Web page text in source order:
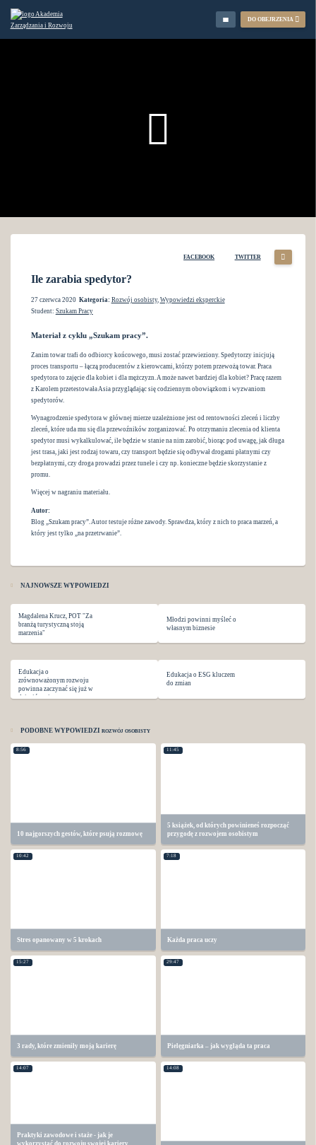
DO OBEJRZENIA
FACEBOOK TWITTER
Ile zarabia spedytor?
27 czerwca 2020 Kategoria: Rozwój osobisty, Wypowiedzi eksperckie
Student: Szukam Pracy
Materiał z cyklu „Szukam pracy”.
Zanim towar trafi do odbiorcy końcowego, musi zostać przewieziony. Spedytorzy inicjują
proces transportu – łączą producentów z kierowcami, którzy potem przewożą towar. Praca
spedytora to zajęcie dla kobiet i dla mężczyzn. A może nawet bardziej dla kobiet? Pracę razem
z Karolem przetestowała Asia przyglądając się codziennym obowiązkom i wyzwaniom
spedytorów.
Wynagrodzenie spedytora w głównej mierze uzależnione jest od rentowności zleceń i liczby
zleceń, które uda mu się dla przewoźników zorganizować. Po otrzymaniu zlecenia od klienta
spedytor musi wykalkulować, ile będzie w stanie na nim zarobić, biorąc pod uwagę, jak długa
jest trasa, jaki jest rodzaj towaru, czy transport będzie się odbywał drogami płatnymi czy
bezpłatnymi, czy droga prowadzi przez tunele i czy np. konieczne będzie skorzystanie z
promu.
Więcej w nagraniu materiału.
Autor:
Blog „Szukam pracy”. Autor testuje różne zawody. Sprawdza, który z nich to praca marzeń, a
który jest tylko „na przetrwanie”.
NAJNOWSZE WYPOWIEDZI
Magdalena Krucz, POT "Za
branżą turystyczną stoją
marzenia"
Młodzi powinni myśleć o
własnym biznesie
Edukacja o
zrównoważonym rozwoju
powinna zaczynać się już w
dzieciństwie
Edukacja o ESG kluczem
do zmian
PODOBNE WYPOWIEDZI ROZWÓJ OSOBISTY
8:56
10 najgorszych gestów, które psują rozmowę
11:45
5 książek, od których powinieneś rozpocząć
przygodę z rozwojem osobistym
10:42
Stres opanowany w 5 krokach
7:18
Każda praca uczy
15:27
3 rady, które zmieniły moją karierę
29:47
Pielęgniarka – jak wygląda ta praca
14:07
Praktyki zawodowe i staże - jak je
wykorzystać do rozwoju swojej kariery
14:08